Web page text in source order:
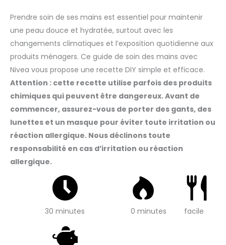
Prendre soin de ses mains est essentiel pour maintenir
une peau douce et hydratée, surtout avec les
changements climatiques et l’exposition quotidienne aux
produits ménagers. Ce guide de soin des mains avec
Nivea vous propose une recette DIY simple et efficace.
Attention : cette recette utilise parfois des produits
chimiques qui peuvent être dangereux. Avant de
commencer, assurez-vous de porter des gants, des
lunettes et un masque pour éviter toute irritation ou
réaction allergique. Nous déclinons toute
responsabilité en cas d’irritation ou réaction
allergique.
30 minutes 0 minutes facile